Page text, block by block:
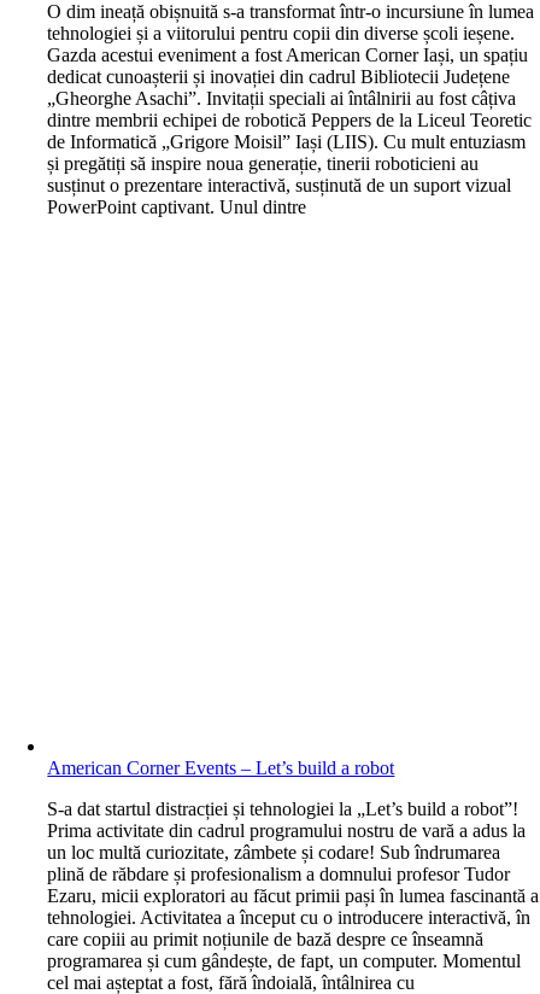
O dim ineață obișnuită s-a transformat într-o incursiune în lumea
tehnologiei și a viitorului pentru copii din diverse școli ieșene.
Gazda acestui eveniment a fost American Corner Iași, un spațiu
dedicat cunoașterii și inovației din cadrul Bibliotecii Județene
„Gheorghe Asachi”. Invitații speciali ai întâlnirii au fost câțiva
dintre membrii echipei de robotică Peppers de la Liceul Teoretic
de Informatică „Grigore Moisil” Iași (LIIS). Cu mult entuziasm
și pregătiți să inspire noua generație, tinerii roboticieni au
susținut o prezentare interactivă, susținută de un suport vizual
PowerPoint captivant. Unul dintre
American Corner Events – Let’s build a robot
S-a dat startul distracției și tehnologiei la „Let’s build a robot”!
Prima activitate din cadrul programului nostru de vară a adus la
un loc multă curiozitate, zâmbete și codare! Sub îndrumarea
plină de răbdare și profesionalism a domnului profesor Tudor
Ezaru, micii exploratori au făcut primii pași în lumea fascinantă a
tehnologiei. Activitatea a început cu o introducere interactivă, în
care copiii au primit noțiunile de bază despre ce înseamnă
programarea și cum gândește, de fapt, un computer. Momentul
cel mai așteptat a fost, fără îndoială, întâlnirea cu